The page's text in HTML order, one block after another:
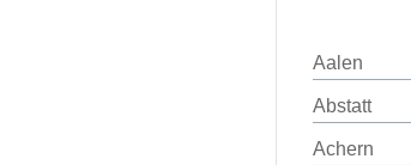
Aalen
Abstatt
Achern